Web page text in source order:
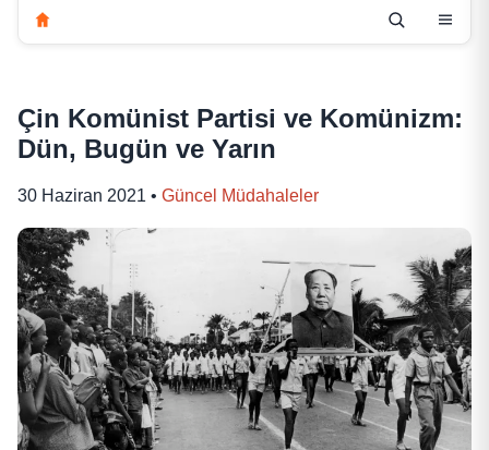
Çin Komünist Partisi ve Komünizm:
Dün, Bugün ve Yarın
30 Haziran 2021 • Güncel Müdahaleler